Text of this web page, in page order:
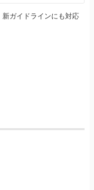
新ガイドラインにも対応